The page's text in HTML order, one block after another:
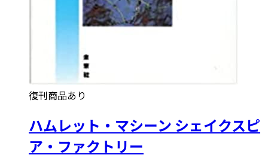
復刊商品あり
ハムレット・マシーン シェイクスピ
ア・ファクトリー